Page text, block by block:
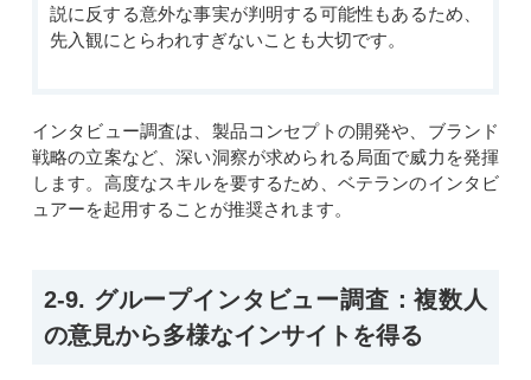
説に反する意外な事実が判明する可能性もあるため、
先入観にとらわれすぎないことも大切です。
インタビュー調査は、製品コンセプトの開発や、ブランド
戦略の立案など、深い洞察が求められる局面で威力を発揮
します。高度なスキルを要するため、ベテランのインタビ
ュアーを起用することが推奨されます。
2-9. グループインタビュー調査：複数人
の意見から多様なインサイトを得る